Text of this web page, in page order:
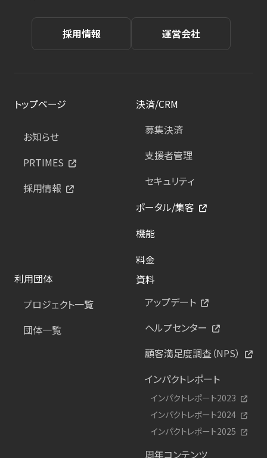
採用情報 運営会社
トップページ
お知らせ
PRTIMES
採用情報
決済/CRM
募集決済
支援者管理
セキュリティ
ポータル/集客
機能
料金
利用団体
プロジェクト一覧
団体一覧
資料
アップデート
ヘルプセンター
顧客満足度調査（NPS）
インパクトレポート
インパクトレポート2023
インパクトレポート2024
インパクトレポート2025
周年コンテンツ